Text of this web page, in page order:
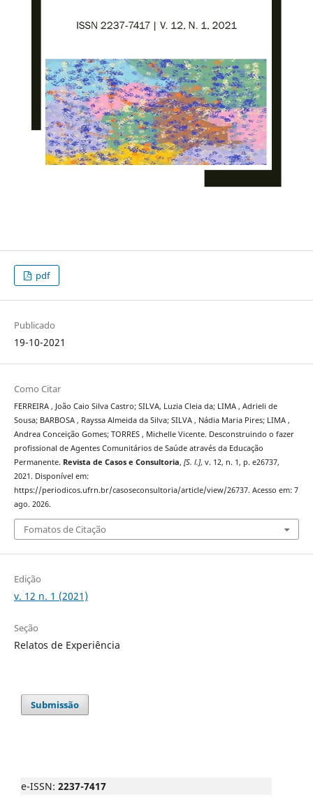
pdf
Publicado
19-10-2021
Como Citar
FERREIRA , João Caio Silva Castro; SILVA, Luzia Cleia da; LIMA , Adrieli de
Sousa; BARBOSA , Rayssa Almeida da Silva; SILVA , Nádia Maria Pires; LIMA ,
Andrea Conceição Gomes; TORRES , Michelle Vicente. Desconstruindo o fazer
profissional de Agentes Comunitários de Saúde através da Educação
Permanente. Revista de Casos e Consultoria, [S. l.], v. 12, n. 1, p. e26737,
2021. Disponível em:
https://periodicos.ufrn.br/casoseconsultoria/article/view/26737. Acesso em: 7
ago. 2026.
Fomatos de Citação
Edição
v. 12 n. 1 (2021)
Seção
Relatos de Experiência
Submissão
e-ISSN: 2237-7417